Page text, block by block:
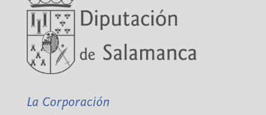
La Corporación